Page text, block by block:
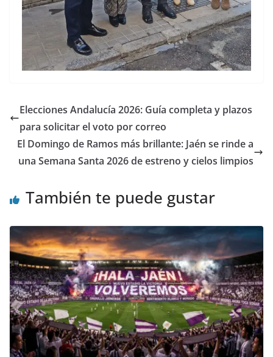
Elecciones Andalucía 2026: Guía completa y plazos
para solicitar el voto por correo
El Domingo de Ramos más brillante: Jaén se rinde a
una Semana Santa 2026 de estreno y cielos limpios
También te puede gustar